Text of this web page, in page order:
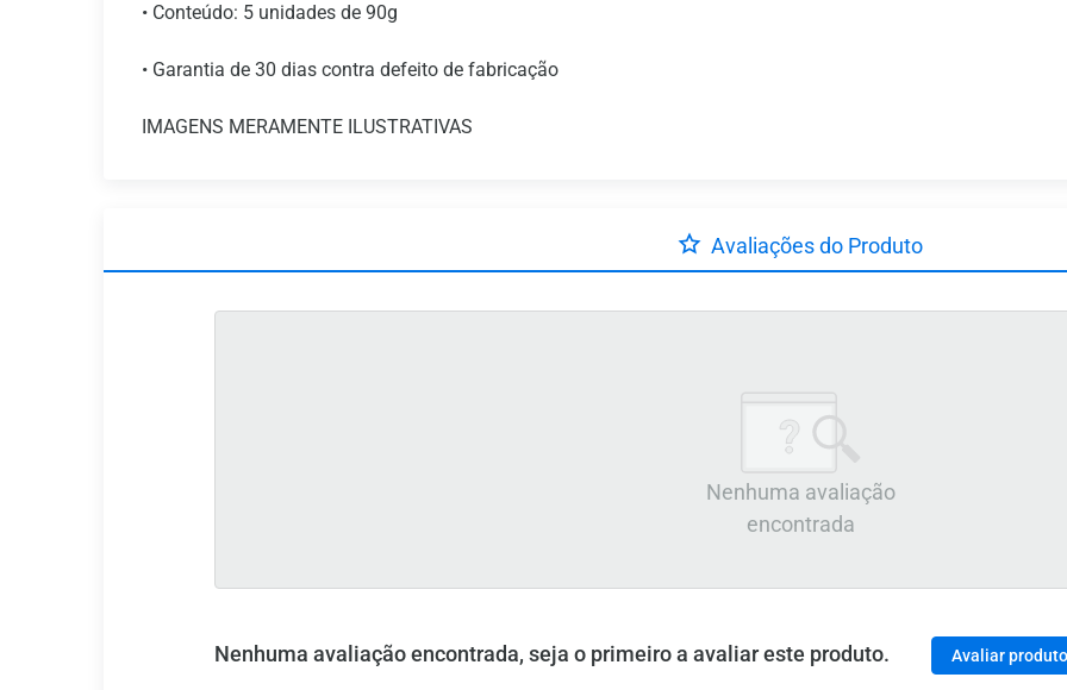
• Conteúdo: 5 unidades de 90g
• Garantia de 30 dias contra defeito de fabricação
IMAGENS MERAMENTE ILUSTRATIVAS
Avaliações do Produto
Nenhuma avaliação
encontrada
Nenhuma avaliação encontrada, seja o primeiro a avaliar este produto. Avaliar produto